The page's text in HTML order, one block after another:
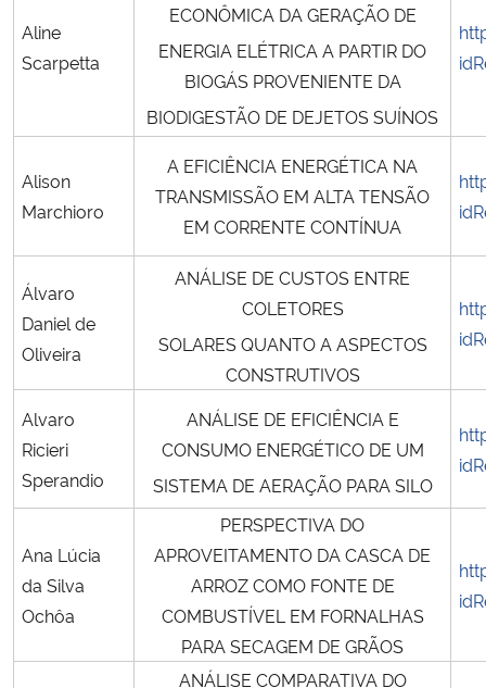
Ministério do Desenvolvimento Regional
Secretaria-Geral
Gabinete de Segurança Institucional
Planalto
Aline
Scarpetta
ECONÔMICA DA GERAÇÃO DE
ENERGIA ELÉTRICA A PARTIR DO
BIOGÁS PROVENIENTE DA
BIODIGESTÃO DE DEJETOS SUÍNOS
Alison
Marchioro
A EFICIÊNCIA ENERGÉTICA NA
TRANSMISSÃO EM ALTA TENSÃO
EM CORRENTE CONTÍNUA
Álvaro
Daniel de
Oliveira
ANÁLISE DE CUSTOS ENTRE
COLETORES
SOLARES QUANTO A ASPECTOS
CONSTRUTIVOS
Alvaro
Ricieri
Sperandio
ANÁLISE DE EFICIÊNCIA E
CONSUMO ENERGÉTICO DE UM
SISTEMA DE AERAÇÃO PARA SILO
Ana Lúcia
da Silva
Ochôa
PERSPECTIVA DO
APROVEITAMENTO DA CASCA DE
ARROZ COMO FONTE DE
COMBUSTÍVEL EM FORNALHAS
PARA SECAGEM DE GRÃOS
ANÁLISE COMPARATIVA DO